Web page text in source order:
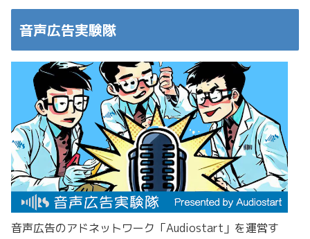
音声広告実験隊
音声広告のアドネットワーク「Audiostart」を運営す